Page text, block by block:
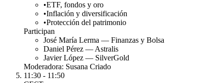
•ETF, fondos y oro
•Inflación y diversificación
•Protección del patrimonio
Participan
José María Lerma — Finanzas y Bolsa
Daniel Pérez — Astralis
Javier López — SilverGold
Moderadora: Susana Criado
11:30 - 11:50